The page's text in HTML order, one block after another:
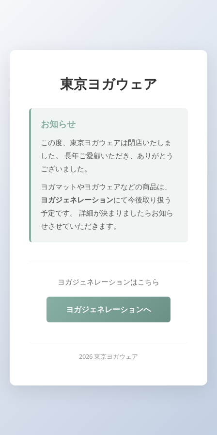
東京ヨガウェア
お知らせ
この度、東京ヨガウェアは閉店いたしま
した。 長年ご愛顧いただき、ありがとう
ございました。
ヨガマットやヨガウェアなどの商品は、
ヨガジェネレーションにて今後取り扱う
予定です。 詳細が決まりましたらお知ら
せさせていただきます。
ヨガジェネレーションはこちら
ヨガジェネレーションへ
2026 東京ヨガウェア